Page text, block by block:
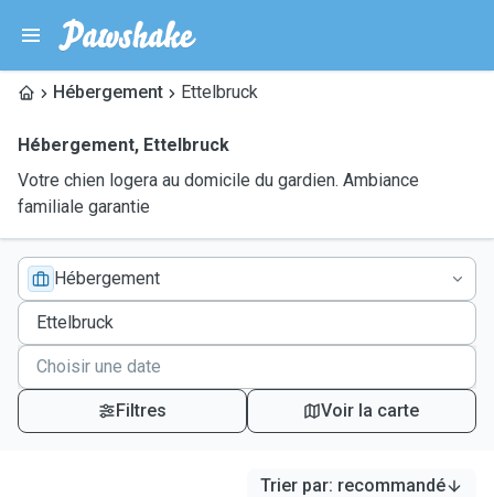
Hébergement Ettelbruck
Hébergement, Ettelbruck
Votre chien logera au domicile du gardien. Ambiance
familiale garantie
Hébergement
Filtres Voir la carte
Trier par: recommandé